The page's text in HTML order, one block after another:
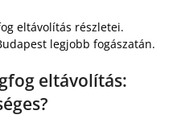
eltávolítás részletei.
legjobb fogászatán.
eltávolítás: